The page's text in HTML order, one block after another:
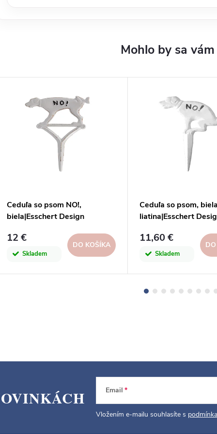
Ceduľa so psom NO!,
biela|Esschert Design
12 €
Skladem
DO KOŠÍKA
Ceduľa so psom, biela
liatina|Esschert
11,60 €
Skladem
Email
Vložením e-mailu souhlasíte s